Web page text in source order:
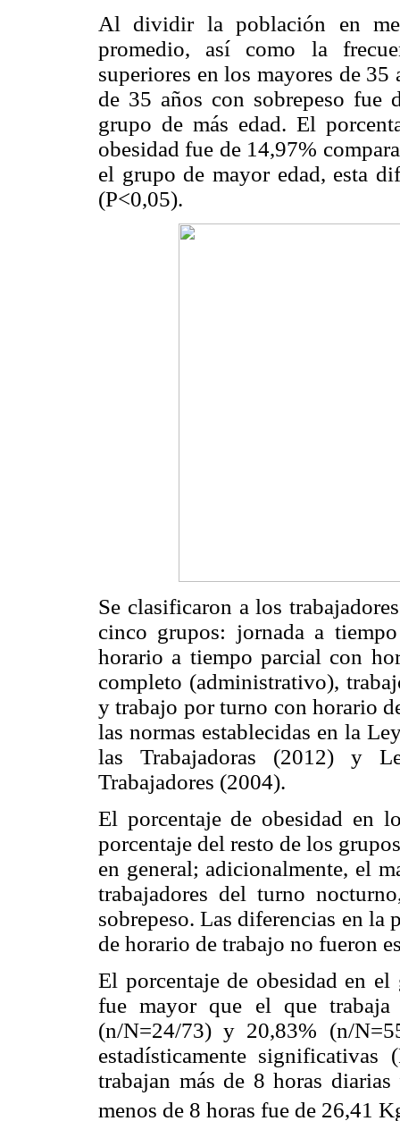
Al dividir la población en
promedio, así como la
superiores en los mayores de
de 35 años con sobrepeso fue
grupo de más edad. El
obesidad fue de 14,97%
el grupo de mayor edad, esta
(P<0,05).
Se clasificaron a los
cinco grupos: jornada a
horario a tiempo parcial con
completo (administrativo),
y trabajo por turno con horario
las normas establecidas en la
las Trabajadoras (2012) y
Trabajadores (2004).
El porcentaje de obesidad en
porcentaje del resto de los
en general; adicionalmente, el
trabajadores del turno
sobrepeso. Las diferencias en la
de horario de trabajo no fueron
El porcentaje de obesidad en
fue mayor que el que
(n/N=24/73) y 20,83% (n/
estadísticamente
trabajan más de 8 horas
menos de 8 horas fue de 26,41